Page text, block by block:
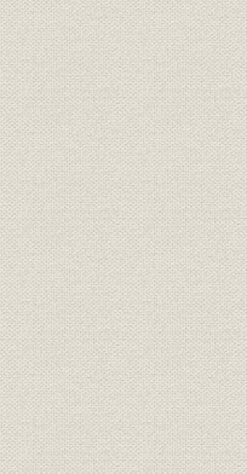
1. 三井物産の発展と
2. 海運業の展開
3. 業績
第3章 第1次大戦期における
第1節 大戦ブームと日本
第2節 大阪商船の遠洋航
1. 第1次世界大戦と大
2. 海外航路の飛躍
3. 業績
第3節 三井物産船舶部の